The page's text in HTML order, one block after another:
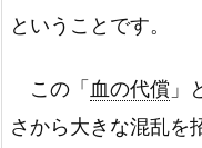
ということです。
この「 血の代償 」
さから大きな混乱を